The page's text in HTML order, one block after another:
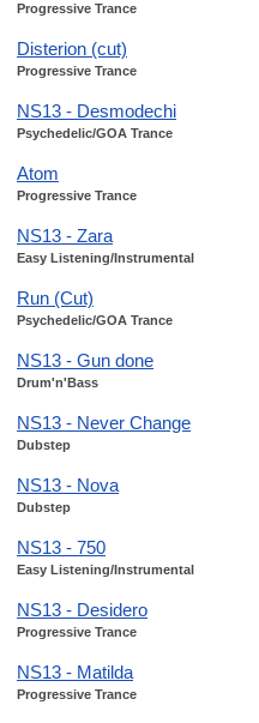
Progressive Trance
Disterion (cut)
Progressive Trance
NS13 - Desmodechi
Psychedelic/GOA Trance
Atom
Progressive Trance
NS13 - Zara
Easy Listening/Instrumental
Run (Cut)
Psychedelic/GOA Trance
NS13 - Gun done
Drum'n'Bass
NS13 - Never Change
Dubstep
NS13 - Nova
Dubstep
NS13 - 750
Easy Listening/Instrumental
NS13 - Desidero
Progressive Trance
NS13 - Matilda
Progressive Trance